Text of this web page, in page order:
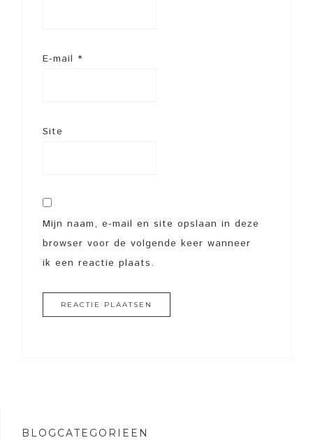
E-mail *
Site
Mijn naam, e-mail en site opslaan in deze
browser voor de volgende keer wanneer
ik een reactie plaats.
BLOGCATEGORIEËN